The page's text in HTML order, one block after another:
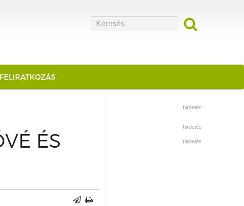
ÉS
hirdetés
hirdetés
hirdetés